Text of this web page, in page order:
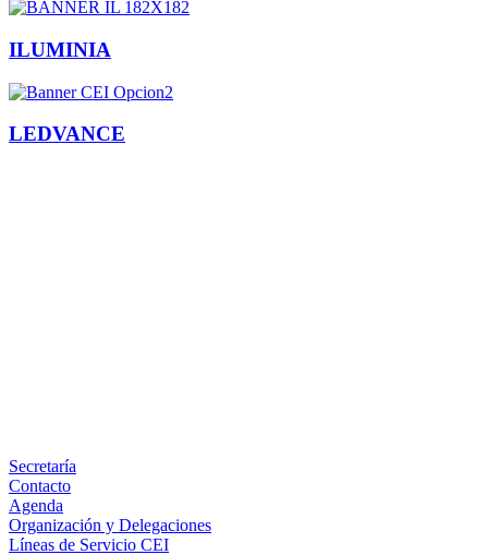
ILUMINIA
LEDVANCE
Secretaría
Contacto
Agenda
Organización y Delegaciones
Líneas de Servicio CEI